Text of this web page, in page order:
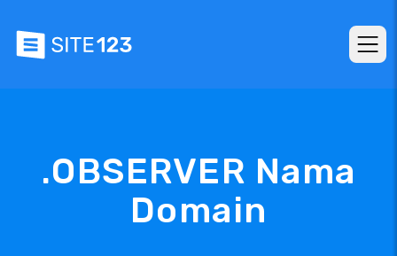
.OBSERVER Nama
Domain